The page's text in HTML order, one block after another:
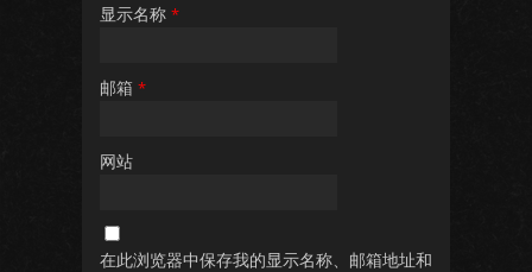
显示名称 *
邮箱 *
网站
在此浏览器中保存我的显示名称、邮箱地址和